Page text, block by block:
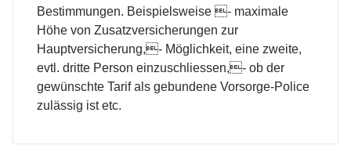
Bestimmungen. Beispielsweise - maximale
Höhe von Zusatzversicherungen zur
Hauptversicherung,- Möglichkeit, eine zweite,
evtl. dritte Person einzuschliessen,- ob der
gewünschte Tarif als gebundene Vorsorge-Police
zulässig ist etc.